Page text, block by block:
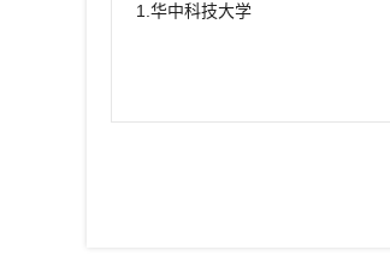
1.华中科技大学